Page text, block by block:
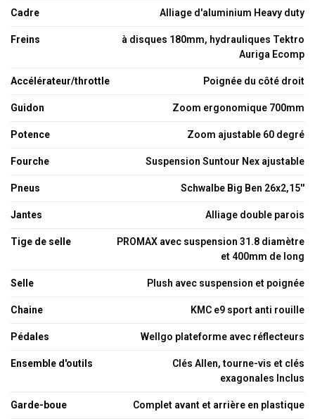
Cadre Alliage d'aluminium Heavy duty
Freins
à disques 180mm, hydrauliques Tektro
Auriga Ecomp
Accélérateur/throttle Poignée du côté droit
Guidon Zoom ergonomique 700mm
Potence Zoom ajustable 60 degré
Fourche Suspension Suntour Nex ajustable
Pneus Schwalbe Big Ben 26x2,15''
Jantes Alliage double parois
Tige de selle
PROMAX avec suspension 31.8 diamètre
et 400mm de long
Selle Plush avec suspension et poignée
Chaine KMC e9 sport anti rouille
Pédales Wellgo plateforme avec réflecteurs
Ensemble d'outils
Clés Allen, tourne-vis et clés
exagonales Inclus
Garde-boue Complet avant et arrière en plastique